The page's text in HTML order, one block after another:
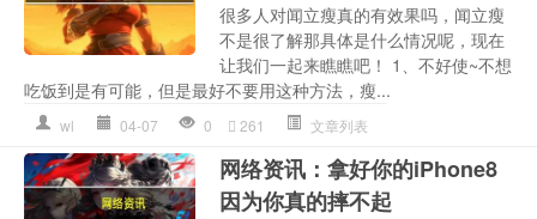
很多人对闻立瘦真的有效果吗，闻立瘦
不是很了解那具体是什么情况呢，现在
让我们一起来瞧瞧吧！ 1、不好使~不想
吃饭到是有可能，但是最好不要用这种方法，瘦...
wl 04-07 0 261 文章列表
网络资讯：拿好你的iPhone8
因为你真的摔不起